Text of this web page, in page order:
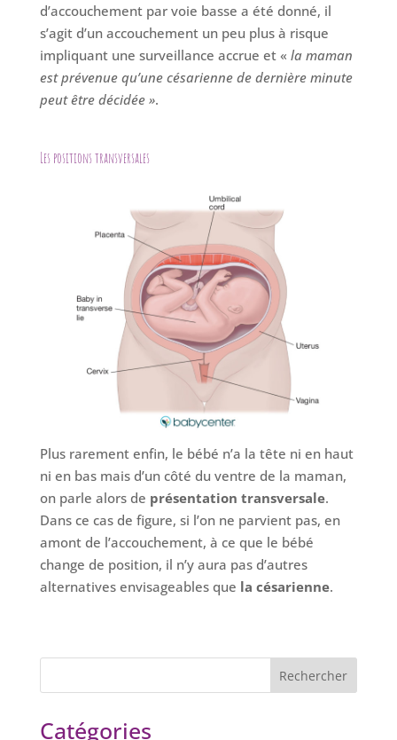
d’accouchement par voie basse a été donné, il
s’agit d’un accouchement un peu plus à risque
impliquant une surveillance accrue et « la maman
est prévenue qu’une césarienne de dernière minute
peut être décidée ».
Les positions transversales
Plus rarement enfin, le bébé n’a la tête ni en haut
ni en bas mais d’un côté du ventre de la maman,
on parle alors de présentation transversale.
Dans ce cas de figure, si l’on ne parvient pas, en
amont de l’accouchement, à ce que le bébé
change de position, il n’y aura pas d’autres
alternatives envisageables que la césarienne.
Catégories